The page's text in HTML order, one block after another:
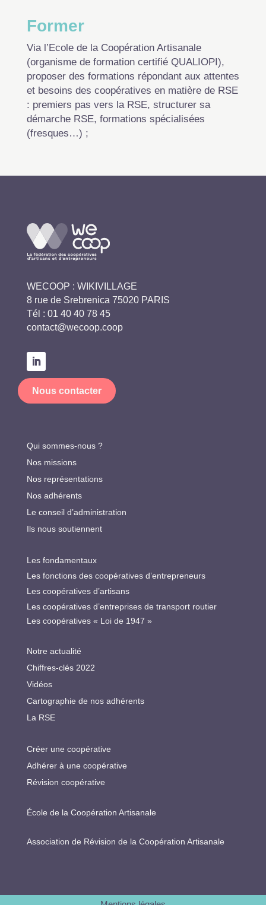
Former
Via l’Ecole de la Coopération Artisanale
(organisme de formation certifié QUALIOPI),
proposer des formations répondant aux attentes
et besoins des coopératives en matière de RSE
: premiers pas vers la RSE, structurer sa
démarche RSE, formations spécialisées
(fresques…) ;
WECOOP : WIKIVILLAGE
8 rue de Srebrenica 75020 PARIS
Tél : 01 40 40 78 45
contact@wecoop.coop
Nous contacter
Qui sommes-nous ?
Nos missions
Nos représentations
Nos adhérents
Le conseil d’administration
Ils nous soutiennent
Les fondamentaux
Les fonctions des coopératives d’entrepreneurs
Les coopératives d’artisans
Les coopératives d’entreprises de transport routier
Les coopératives « Loi de 1947 »
Notre actualité
Chiffres-clés 2022
Vidéos
Cartographie de nos adhérents
La RSE
Créer une coopérative
Adhérer à une coopérative
Révision coopérative
École de la Coopération Artisanale
Association de Révision de la Coopération Artisanale